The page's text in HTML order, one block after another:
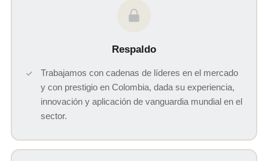
Respaldo
Trabajamos con cadenas de líderes en el mercado
y con prestigio en Colombia, dada su experiencia,
innovación y aplicación de vanguardia mundial en el
sector.